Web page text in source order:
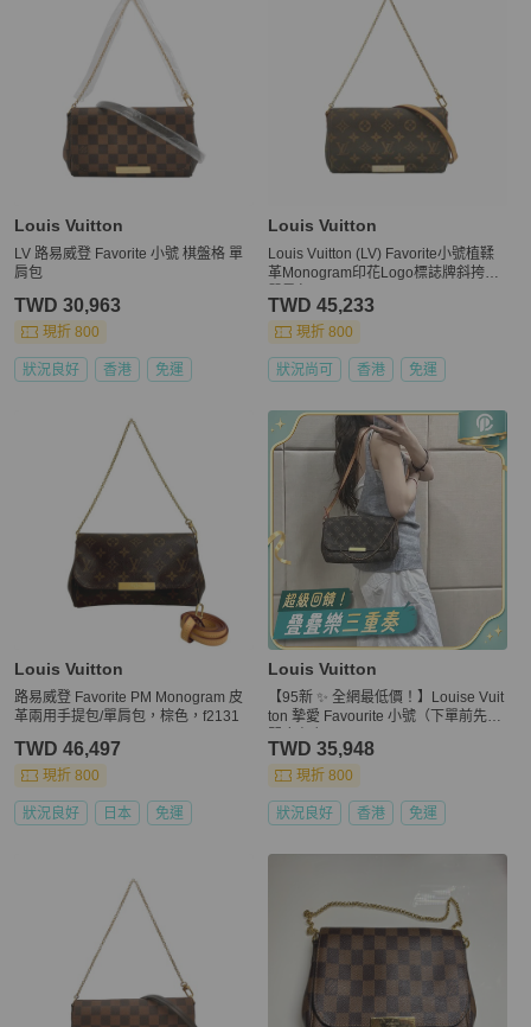
Louis Vuitton
LV 路易威登 Favorite 小號 棋盤格 單
肩包
TWD 30,963
現折 800
狀況良好 香港 免運
Louis Vuitton
Louis Vuitton (LV) Favorite小號植鞣
革Monogram印花Logo標誌牌斜挎包
TWD 45,233
現折 800
狀況尚可 香港 免運
Louis Vuitton
路易威登 Favorite PM Monogram 皮
革兩用手提包/單肩包，棕色，f2131
TWD 46,497
現折 800
狀況良好 日本 免運
Louis Vuitton
【95新 ✨ 全網最低價！】Louise Vuit
ton 摯愛 Favourite 小號（下單前先詢
TWD 35,948
現折 800
狀況良好 香港 免運